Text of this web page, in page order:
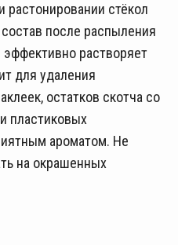
растонировании стёкол
после распыления
эффективно растворяет
для удаления
остатков скотча со
пластиковых
ароматом. Не
на окрашенных